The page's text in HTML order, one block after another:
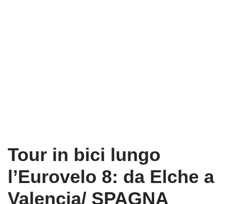
Tour in bici lungo
l’Eurovelo 8: da Elche a
Valencia/ SPAGNA